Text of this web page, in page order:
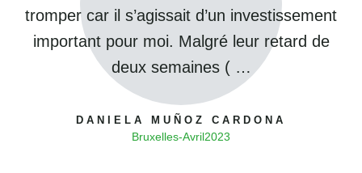
tromper car il s’agissait d’un investissement
important pour moi. Malgré leur retard de
deux semaines ( …
DANIELA MUÑOZ CARDONA
Bruxelles-Avril2023